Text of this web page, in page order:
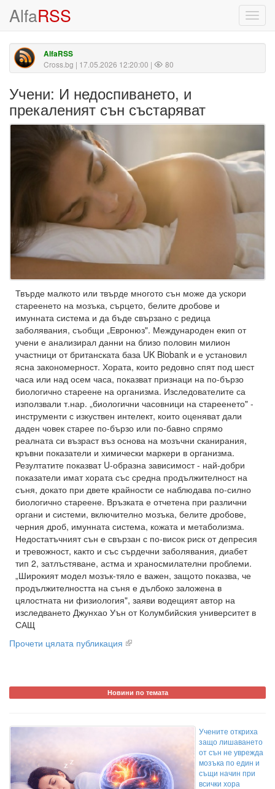
AlfaRSS
AlfaRSS
Cross.bg | 17.05.2026 12:20:00 | 80
Учени: И недоспиването, и
прекаленият сън състаряват
Твърде малкото или твърде многото сън може да ускори
стареенето на мозъка, сърцето, белите дробове и
имунната система и да бъде свързано с редица
заболявания, съобщи „Евронюз". Международен екип от
учени е анализирал данни на близо половин милион
участници от британската база UK Biobank и е установил
ясна закономерност. Хората, които редовно спят под шест
часа или над осем часа, показват признаци на по-бързо
биологично стареене на организма. Изследователите са
използвали т.нар. „биологични часовници на стареенето" -
инструменти с изкуствен интелект, които оценяват дали
даден човек старее по-бързо или по-бавно спрямо
реалната си възраст въз основа на мозъчни сканирания,
кръвни показатели и химически маркери в организма.
Резултатите показват U-образна зависимост - най-добри
показатели имат хората със средна продължителност на
съня, докато при двете крайности се наблюдава по-силно
биологично стареене. Връзката е отчетена при различни
органи и системи, включително мозъка, белите дробове,
черния дроб, имунната система, кожата и метаболизма.
Недостатъчният сън е свързан с по-висок риск от депресия
и тревожност, както и със сърдечни заболявания, диабет
тип 2, затлъстяване, астма и храносмилателни проблеми.
„Широкият модел мозък-тяло е важен, защото показва, че
продължителността на съня е дълбоко заложена в
цялостната ни физиология", заяви водещият автор на
изследването Джунхао Уън от Колумбийския университет в
САЩ
Прочети цялата публикация
Новини по темата
Учените откриха
защо лишаването
от сън не уврежда
мозъка по един и
същи начин при
всички хора